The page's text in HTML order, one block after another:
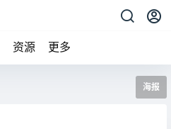
资源 更多
海报